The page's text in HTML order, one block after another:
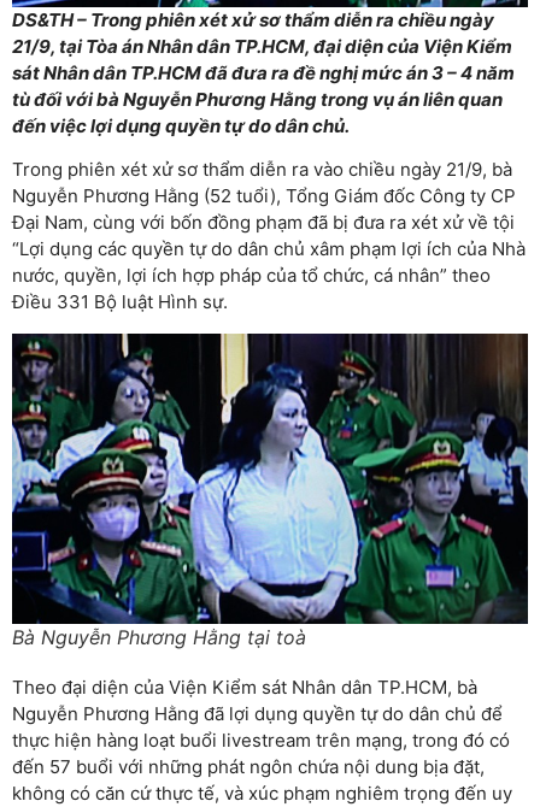
DS&TH – Trong phiên xét xử sơ thẩm diễn ra chiều ngày
21/9, tại Tòa án Nhân dân TP.HCM, đại diện của Viện Kiểm
sát Nhân dân TP.HCM đã đưa ra đề nghị mức án 3 – 4 năm
tù đối với bà Nguyễn Phương Hằng trong vụ án liên quan
đến việc lợi dụng quyền tự do dân chủ.
Trong phiên xét xử sơ thẩm diễn ra vào chiều ngày 21/9, bà
Nguyễn Phương Hằng (52 tuổi), Tổng Giám đốc Công ty CP
Đại Nam, cùng với bốn đồng phạm đã bị đưa ra xét xử về tội
“Lợi dụng các quyền tự do dân chủ xâm phạm lợi ích của Nhà
nước, quyền, lợi ích hợp pháp của tổ chức, cá nhân” theo
Điều 331 Bộ luật Hình sự.
Bà Nguyễn Phương Hằng tại toà
Theo đại diện của Viện Kiểm sát Nhân dân TP.HCM, bà
Nguyễn Phương Hằng đã lợi dụng quyền tự do dân chủ để
thực hiện hàng loạt buổi livestream trên mạng, trong đó có
đến 57 buổi với những phát ngôn chứa nội dung bịa đặt,
không có căn cứ thực tế, và xúc phạm nghiêm trọng đến uy